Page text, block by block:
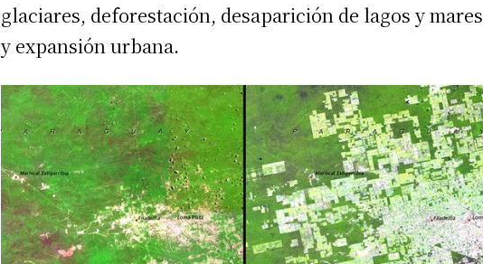
glaciares, deforestación, desaparición de lagos y mares
y expansión urbana.